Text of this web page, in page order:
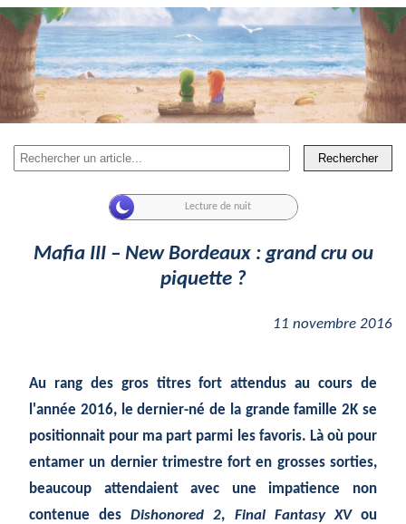
Rechercher
Mafia III – New Bordeaux : grand cru ou
piquette ?
11 novembre 2016
Au rang des gros titres fort attendus au cours de
l'année 2016, le dernier-né de la grande famille 2K se
positionnait pour ma part parmi les favoris. Là où pour
entamer un dernier trimestre fort en grosses sorties,
beaucoup attendaient avec une impatience non
contenue desDishonored 2, Final Fantasy XVou